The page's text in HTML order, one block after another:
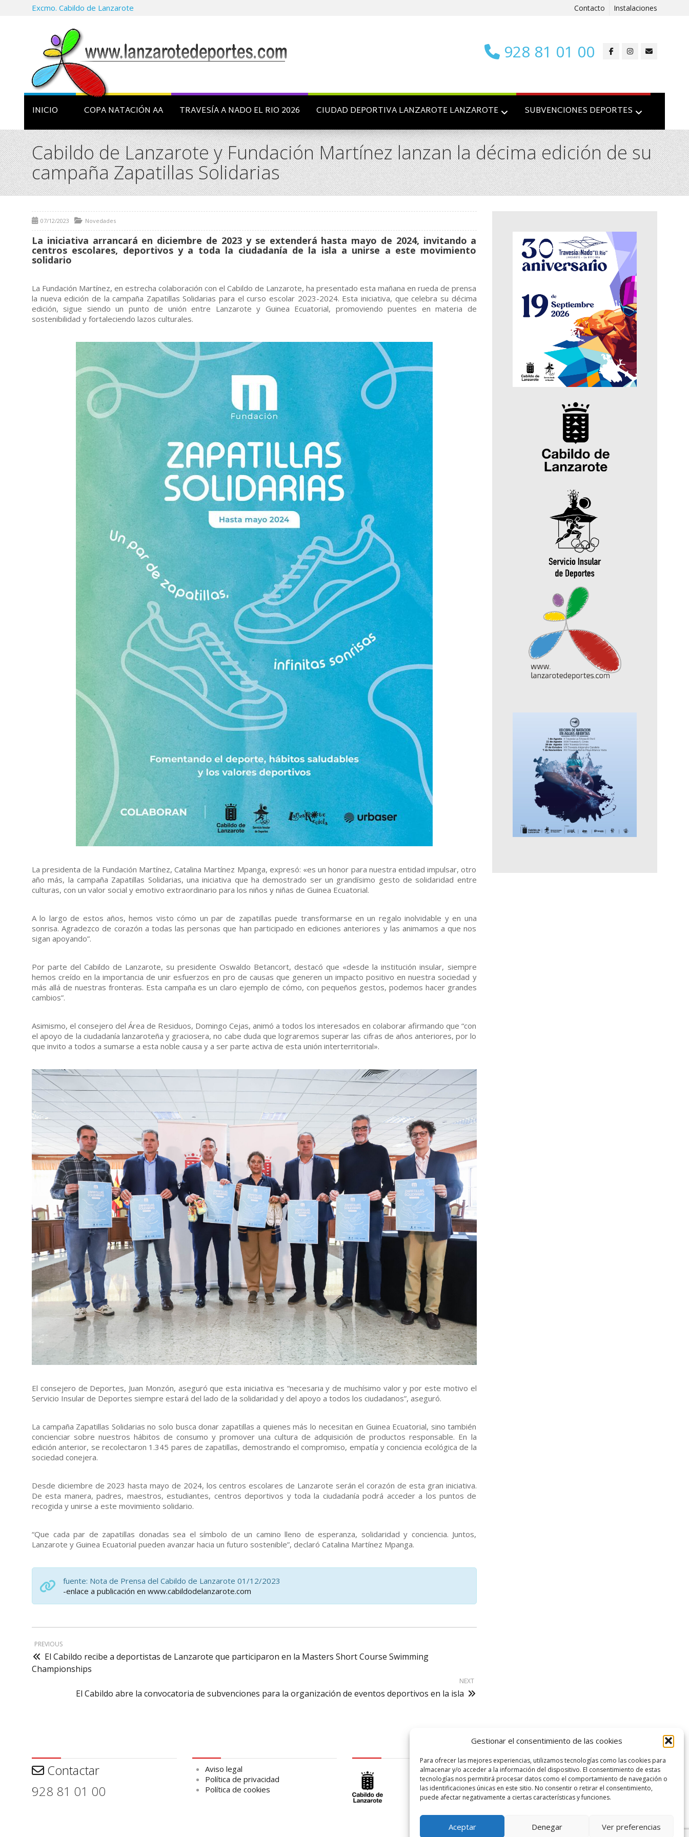
Gestionar el consentimiento de las cookies
Para ofrecer las mejores experiencias, utilizamos tecnologías como las cookies para
almacenar y/o acceder a la información del dispositivo. El consentimiento de estas
tecnologías nos permitirá procesar datos como el comportamiento de navegación o
las identificaciones únicas en este sitio. No consentir o retirar el consentimiento,
puede afectar negativamente a ciertas características y funciones.
Aceptar Denegar Ver preferencias
Excmo. Cabildo de Lanzarote Contacto Instalaciones
928 81 01 00
INICIO COPA NATACIÓN AA TRAVESÍA A NADO EL RIO 2026 CIUDAD DEPORTIVA LANZAROTE LANZAROTE SUBVENCIONES DEPORTES
Cabildo de Lanzarote y Fundación Martínez lanzan la décima edición de su
campaña Zapatillas Solidarias
07/12/2023 Novedades
La iniciativa arrancará en diciembre de 2023 y se extenderá hasta mayo de 2024, invitando a
centros escolares, deportivos y a toda la ciudadanía de la isla a unirse a este movimiento
solidario
La Fundación Martínez, en estrecha colaboración con el Cabildo de Lanzarote, ha presentado esta mañana en rueda de prensa
la nueva edición de la campaña Zapatillas Solidarias para el curso escolar 2023-2024. Esta iniciativa, que celebra su décima
edición, sigue siendo un punto de unión entre Lanzarote y Guinea Ecuatorial, promoviendo puentes en materia de
sostenibilidad y fortaleciendo lazos culturales.
La presidenta de la Fundación Martínez, Catalina Martínez Mpanga, expresó: «es un honor para nuestra entidad impulsar, otro
año más, la campaña Zapatillas Solidarias, una iniciativa que ha demostrado ser un grandísimo gesto de solidaridad entre
culturas, con un valor social y emotivo extraordinario para los niños y niñas de Guinea Ecuatorial.
A lo largo de estos años, hemos visto cómo un par de zapatillas puede transformarse en un regalo inolvidable y en una
sonrisa. Agradezco de corazón a todas las personas que han participado en ediciones anteriores y las animamos a que nos
sigan apoyando”.
Por parte del Cabildo de Lanzarote, su presidente Oswaldo Betancort, destacó que «desde la institución insular, siempre
hemos creído en la importancia de unir esfuerzos en pro de causas que generen un impacto positivo en nuestra sociedad y
más allá de nuestras fronteras. Esta campaña es un claro ejemplo de cómo, con pequeños gestos, podemos hacer grandes
cambios”.
Asimismo, el consejero del Área de Residuos, Domingo Cejas, animó a todos los interesados en colaborar afirmando que “con
el apoyo de la ciudadanía lanzaroteña y graciosera, no cabe duda que lograremos superar las cifras de años anteriores, por lo
que invito a todos a sumarse a esta noble causa y a ser parte activa de esta unión interterritorial».
El consejero de Deportes, Juan Monzón, aseguró que esta iniciativa es “necesaria y de muchísimo valor y por este motivo el
Servicio Insular de Deportes siempre estará del lado de la solidaridad y del apoyo a todos los ciudadanos”, aseguró.
La campaña Zapatillas Solidarias no solo busca donar zapatillas a quienes más lo necesitan en Guinea Ecuatorial, sino también
concienciar sobre nuestros hábitos de consumo y promover una cultura de adquisición de productos responsable. En la
edición anterior, se recolectaron 1.345 pares de zapatillas, demostrando el compromiso, empatía y conciencia ecológica de la
sociedad conejera.
Desde diciembre de 2023 hasta mayo de 2024, los centros escolares de Lanzarote serán el corazón de esta gran iniciativa.
De esta manera, padres, maestros, estudiantes, centros deportivos y toda la ciudadanía podrá acceder a los puntos de
recogida y unirse a este movimiento solidario.
“Que cada par de zapatillas donadas sea el símbolo de un camino lleno de esperanza, solidaridad y conciencia. Juntos,
Lanzarote y Guinea Ecuatorial pueden avanzar hacia un futuro sostenible”, declaró Catalina Martínez Mpanga.
fuente: Nota de Prensa del Cabildo de Lanzarote 01/12/2023
-enlace a publicación en www.cabildodelanzarote.com
PREVIOUS
El Cabildo recibe a deportistas de Lanzarote que participaron en la Masters Short Course Swimming
Championships
NEXT
El Cabildo abre la convocatoria de subvenciones para la organización de eventos deportivos en la isla
Contactar
928 81 01 00
Aviso legal
Política de privacidad
Política de cookies
logo SID